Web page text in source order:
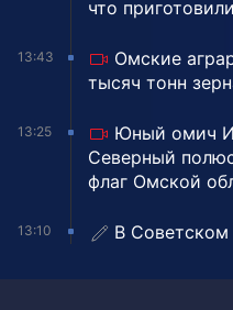
что
13:43
Омские
тысяч тонн
13:25
Юный омич
Северный
флаг Омской
13:10 В Советском